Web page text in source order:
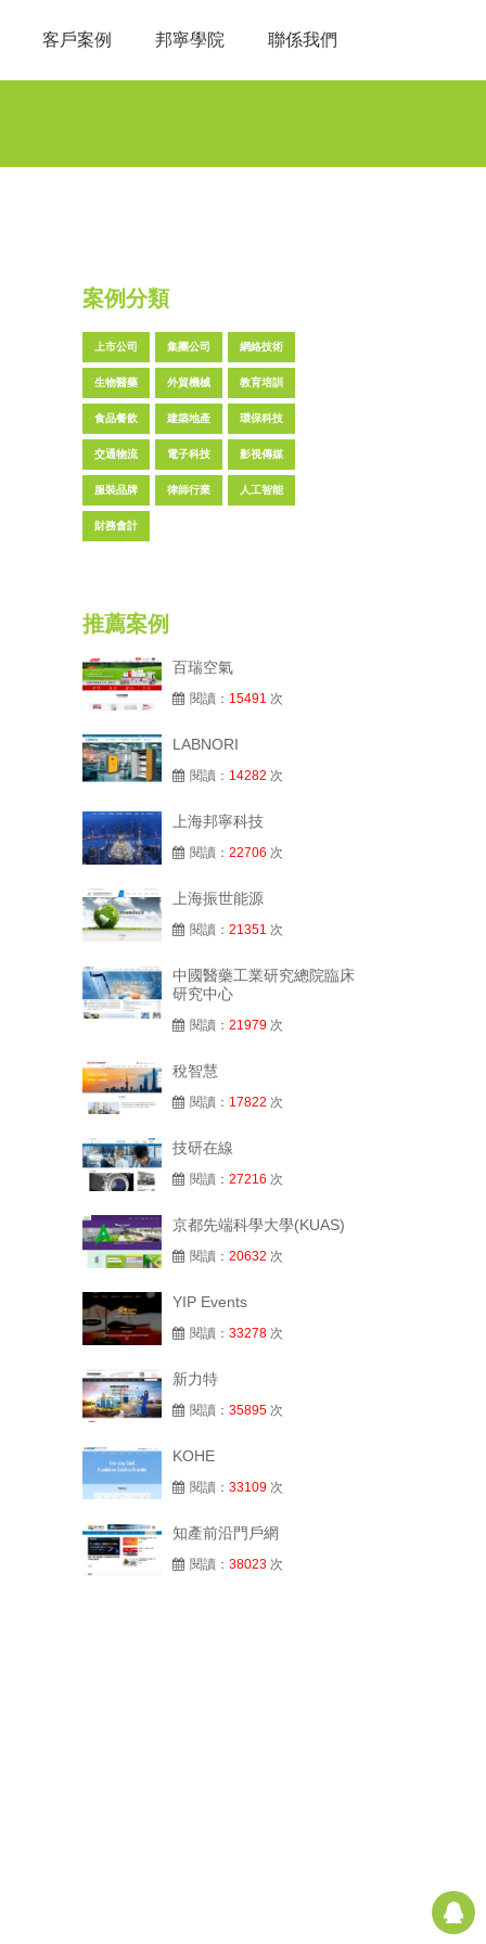
客戶案例 邦寧學院 聯係我們
案例分類
上市公司 集團公司 網絡技術
生物醫藥 外貿機械 教育培訓
食品餐飲 建築地產 環保科技
交通物流 電子科技 影視傳媒
服裝品牌 律師行業 人工智能
財務會計
推薦案例
百瑞空氣
閱讀： 15491 次
LABNORI
閱讀： 14282 次
上海邦寧科技
閱讀： 22706 次
上海振世能源
閱讀： 21351 次
中國醫藥工業研究總院臨床
研究中心
閱讀： 21979 次
稅智慧
閱讀： 17822 次
技研在線
閱讀： 27216 次
京都先端科學大學(KUAS)
閱讀： 20632 次
YIP Events
閱讀： 33278 次
新力特
閱讀： 35895 次
KOHE
閱讀： 33109 次
知產前沿門戶網
閱讀： 38023 次